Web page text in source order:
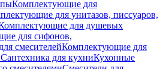
Комплектующие для
для унитазов, писсуаров,
для душевых
для сифонов,
смесителейКомплектующие для
Сантехника для кухниКухонные